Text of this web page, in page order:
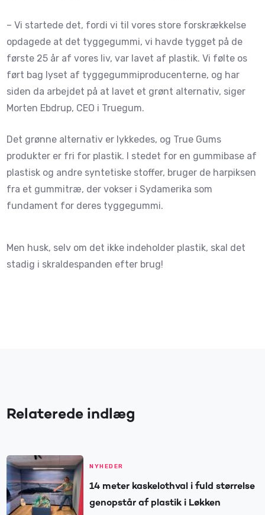
– Vi startede det, fordi vi til vores store forskrækkelse
opdagede at det tyggegummi, vi havde tygget på de
første 25 år af vores liv, var lavet af plastik. Vi følte os
ført bag lyset af tyggegummiproducenterne, og har
siden da arbejdet på at lavet et grønt alternativ, siger
Morten Ebdrup, CEO i Truegum.
Det grønne alternativ er lykkedes, og True Gums
produkter er fri for plastik. I stedet for en gummibase af
plastisk og andre syntetiske stoffer, bruger de harpiksen
fra et gummitræ, der vokser i Sydamerika som
fundament for deres tyggegummi.
Men husk, selv om det ikke indeholder plastik, skal det
stadig i skraldespanden efter brug!
Relaterede indlæg
NYHEDER
14 meter kaskelothval i fuld størrelse
genopstår af plastik i Løkken